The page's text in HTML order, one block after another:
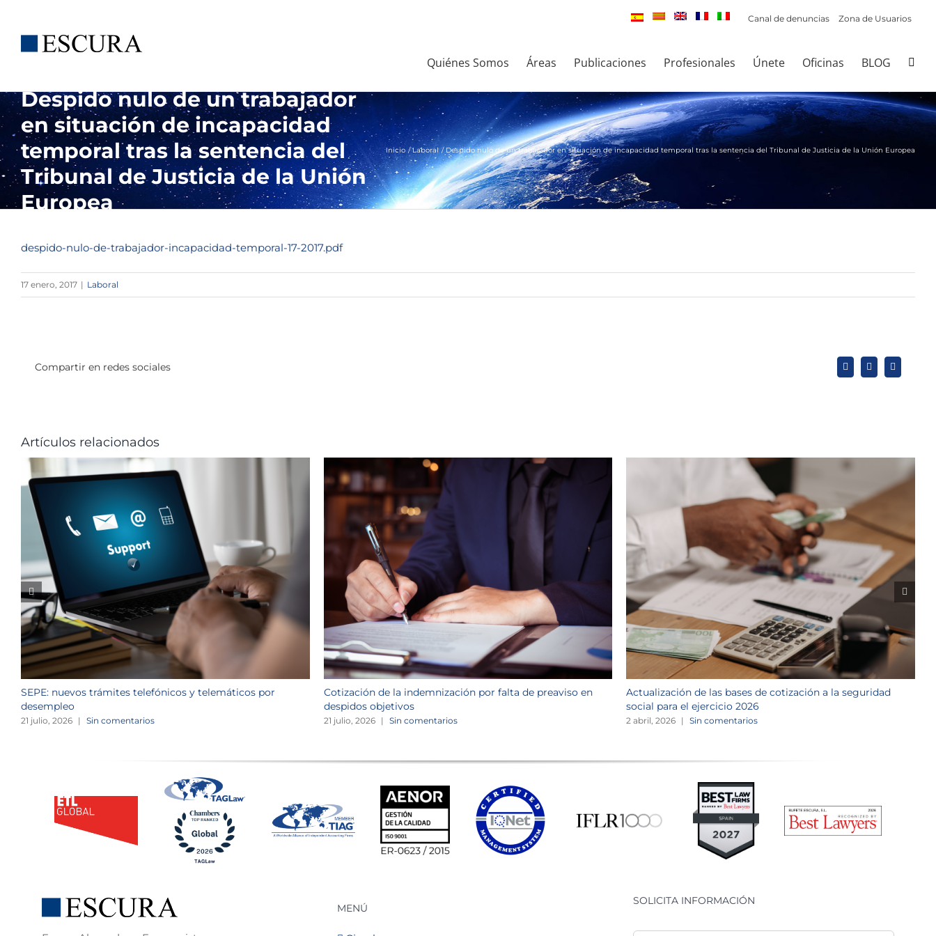
contenido
Canal de denuncias Zona de Usuarios
Quiénes Somos Áreas Publicaciones Profesionales Únete Oficinas BLOG
Despido nulo de un trabajador
en situación de incapacidad
temporal tras la sentencia del
Tribunal de Justicia de la Unión
Europea
Inicio Laboral Despido nulo de un trabajador en situación de incapacidad temporal tras la sentencia del Tribunal de Justicia de la Unión Europea
despido-nulo-de-trabajador-incapacidad-temporal-17-2017.pdf
17 enero, 2017 | Laboral
Compartir en redes sociales X LinkedInWhatsApp
Artículos relacionados
SEPE: nuevos trámites telefónicos y telemáticos por
desempleo
21 julio, 2026 | Sin comentarios
Cotización de la indemnización por falta de preaviso en
despidos objetivos
21 julio, 2026 | Sin comentarios
Actualización de las bases de cotización a la seguridad
social para el ejercicio 2026
2 abril, 2026 | Sin comentarios
MENÚ
SOLICITA INFORMACIÓN